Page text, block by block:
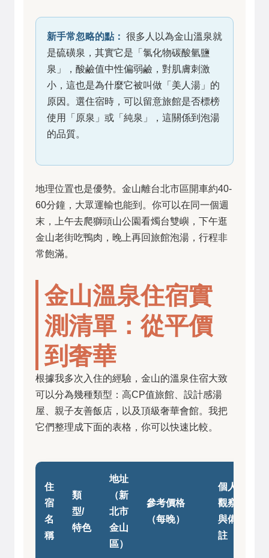
新手常忽略的點： 很多人以為金山溫泉就
是硫磺泉，其實它是「氯化物碳酸氫鹽
泉」，酸鹼值中性偏弱鹼，對肌膚刺激
小，這也是為什麼它被叫做「美人湯」的
原因。選住宿時，可以留意旅館是否標榜
使用「原泉」或「純泉」，這關係到泡湯
的品質。
地理位置也是優勢。金山離台北市區開車約40-
60分鐘，大眾運輸也能到。你可以在同一個週
末，上午去爬獅頭山公園看燭台雙嶼，下午逛
金山老街吃鴨肉，晚上再回旅館泡湯，行程非
常飽滿。
金山溫泉住宿實
測清單：從平價
到奢華
根據我多次入住的經驗，金山的溫泉住宿大致
可以分為幾種類型：高CP值旅館、設計感湯
屋、親子友善飯店，以及頂級奢華會館。我把
它們整理成下面的表格，你可以快速比較。
住
宿
名
稱
類
型/
特色
地址
（新
北市
金山
區）
參考價格
（每晚）
個人
觀察
與備
註